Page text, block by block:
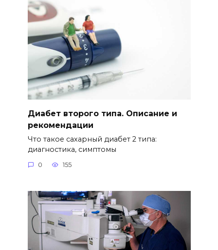
Диабет второго типа. Описание и
рекомендации
Что такое сахарный диабет 2 типа:
диагностика, симптомы
0 155